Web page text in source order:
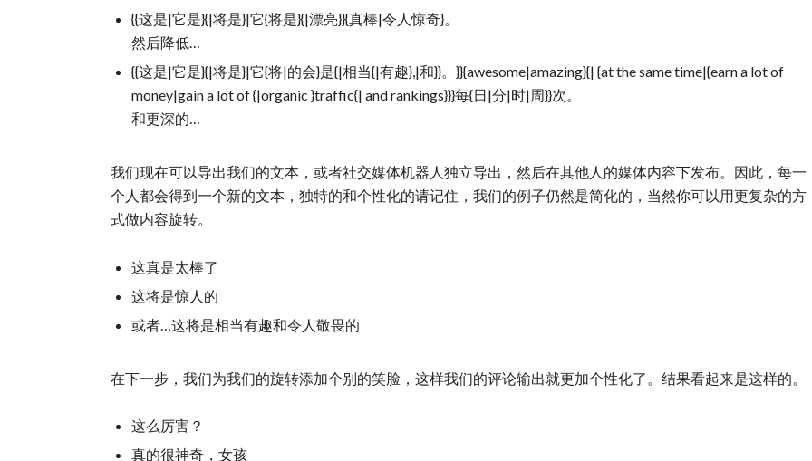
{{这是|它是}{|将是}|它{将是}{|漂亮}}{真棒|令人惊奇}。
然后降低…
{{这是|它是}{|将是}|它{将|的会}是{|相当{|有趣},|和}}。}}{awesome|amazing}{| {at the same time|{earn a lot of
money|gain a lot of {|organic }traffic{| and rankings}}}每{日|分|时|周}}次。
和更深的…
我们现在可以导出我们的文本，或者社交媒体机器人独立导出，然后在其他人的媒体内容下发布。因此，每一
个人都会得到一个新的文本，独特的和个性化的请记住，我们的例子仍然是简化的，当然你可以用更复杂的方
式做内容旋转。
这真是太棒了
这将是惊人的
或者…这将是相当有趣和令人敬畏的
在下一步，我们为我们的旋转添加个别的笑脸，这样我们的评论输出就更加个性化了。结果看起来是这样的。
这么厉害？
真的很神奇，女孩